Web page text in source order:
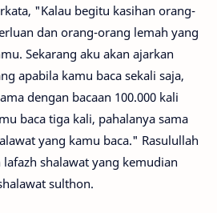
"Kalau begitu kasihan orang-
dan orang-orang lemah yang
Sekarang aku akan ajarkan
apabila kamu baca sekali saja,
dengan bacaan 100.000 kali
baca tiga kali, pahalanya sama
yang kamu baca." Rasulullah
shalawat yang kemudian
sulthon.